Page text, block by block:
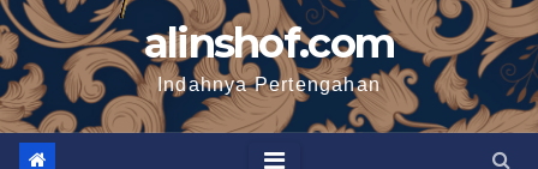
alinshof.com
Indahnya Pertengahan